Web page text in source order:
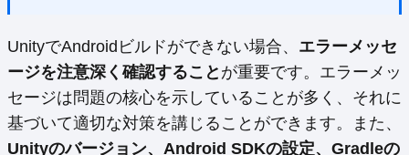
UnityでAndroidビルドができない場合、 エラーメッセ
ージを注意深く確認すること が重要です。エラーメッ
セージは問題の核心を示していることが多く、それに
基づいて適切な対策を講じることができます。また、
Unityのバージョン、Android SDKの設定、Gradleの